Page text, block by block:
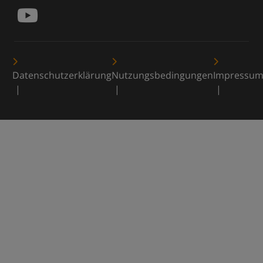
DatenschutzerklärungNutzungsbedingungenImpressum